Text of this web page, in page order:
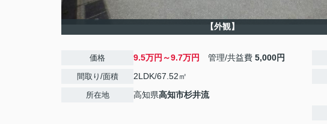
【外観】
価格 9.5万円～9.7万円 管理/共益費 5,000円
間取り/面積 2LDK/67.52㎡
所在地 高知県高知市杉井流